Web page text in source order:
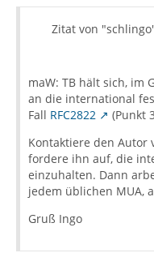
Zitat von
maW: TB hält sich, im
an die international
Fall RFC2822
(Punkt
Kontaktiere den Autor
fordere ihn auf, die
einzuhalten. Dann
jedem üblichen MUA,
Gruß Ingo